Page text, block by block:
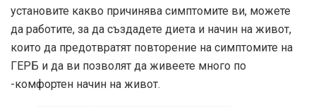
установите какво причинява симптомите ви, можете
да работите, за да създадете диета и начин на живот,
които да предотвратят повторение на симптомите на
ГЕРБ и да ви позволят да живеете много по
-комфортен начин на живот.